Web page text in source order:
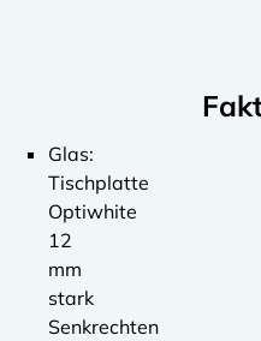
Glas:
Tischplatte
Optiwhite
12
mm
stark
Senkrechten